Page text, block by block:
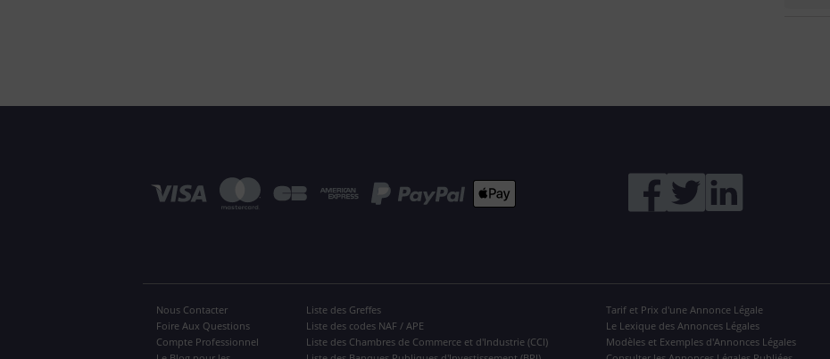
Nous Contacter
Foire Aux Questions
Compte Professionnel
Liste des Greffes
Liste des codes NAF / APE
Liste des Chambres de Commerce et d'Industrie (CCI)
Tarif et Prix d'une Annonce Légale
Le Lexique des Annonces Légales
Modèles et Exemples d'Annonces Légales